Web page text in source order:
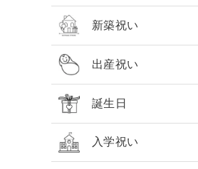
新築祝い
出産祝い
誕生日
入学祝い